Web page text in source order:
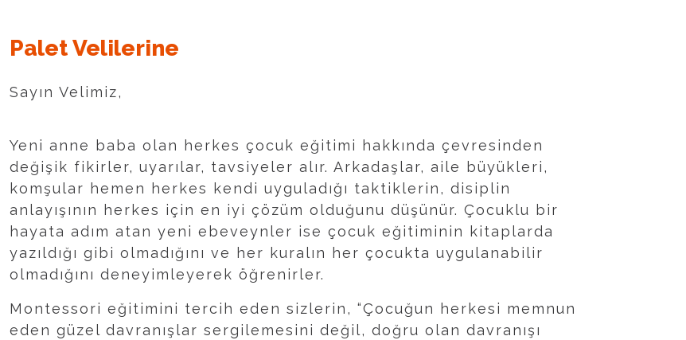
Palet Velilerine
Sayın Velimiz,
Yeni anne baba olan herkes çocuk eğitimi hakkında çevresinden
değişik fikirler, uyarılar, tavsiyeler alır. Arkadaşlar, aile büyükleri,
komşular hemen herkes kendi uyguladığı taktiklerin, disiplin
anlayışının herkes için en iyi çözüm olduğunu düşünür. Çocuklu bir
hayata adım atan yeni ebeveynler ise çocuk eğitiminin kitaplarda
yazıldığı gibi olmadığını ve her kuralın her çocukta uygulanabilir
olmadığını deneyimleyerek öğrenirler.
Montessori eğitimini tercih eden sizlerin, “Çocuğun herkesi memnun
eden güzel davranışlar sergilemesini değil, doğru olan davranışı